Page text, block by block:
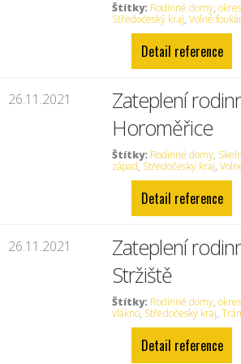
Štítky: Rodinné domy,
Středočeský kraj,Volné
Detail reference
26.11.2021
Zateplení
Horoměřice
Štítky: Rodinné domy,
západ, Středočeský kraj,
Detail reference
26.11.2021
Zateplení
Stržiště
Štítky: Rodinné domy,
vlákno, Středočeský kraj,
Detail reference